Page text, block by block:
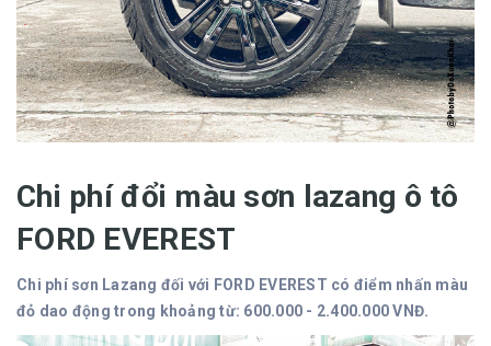
Chi phí đổi màu sơn lazang ô tô
FORD EVEREST
Chi phí sơn Lazang đối với FORD EVEREST có điểm nhấn màu
đỏ dao động trong khoảng từ: 600.000 - 2.400.000 VNĐ.